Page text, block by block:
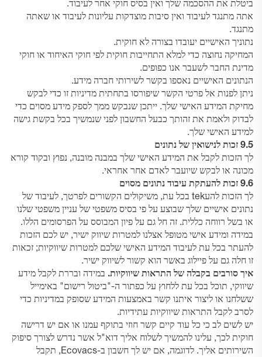
ביטלת את ההסכמה שלך ואין בסיס חוקי אחר לעיבוד.
אתה מתנגד לעיבוד ואין סיבות מוצדקות עליונות לעיבוד או שאתה
מתנגד.
נתוניך האישיים יעובדו בצורה לא חוקית.
המחיקה נחוצה כדי למלא התחייבות חוקית לפי חוקי האיחוד או חוקי
מדינת החבר לשעבר אנו כפופים.
הנתונים האישיים נאספו בקשר לשירותי חברה מידע.
ניתן לפנות אל פרטי הקשר שיפורסו בתחתית מדיניות זו כדי לבקש
מחיקת המידע האישי שלך. ייתכן שנבקש ממך לספק מידע מסוים כדי
לבדוק ולאמת את זהותך כבעל החשבון לפני שנמשיך בכל בקשת גישה
למידע האישי שלך.
9.5 זכות לנישואין של נתונים
לך הזכות לקבל את המידע האישי שלך במבנה מובנה, נפוץ ובקוד קורא
מכונה או לבקש שיועבר לאדם אחר אחראי.
9.6 זכות להעתקת עיבוד נתונים מסוים
לך הזכות להעtek בכל עת, משיקולים הקשורים לפרטך, לעיבוד של
נתונים אישיים שלך שבוצע על פי בסיס משפטי של עניין משפטי שלנו
או בשל רווחה כללית. זה חל גם על פיון המבוסס על הפרסומים הללו.
במידה ומידע אישי מטופל אצלנו למטרות שיווק ישיר, יש לכם הזכות
להעתר בכל עת לעיבוד המידע האישי שלכם למטרות שיווקיות; זכאות
זו חלה גם על פיילוג באשר הוא קשור לשיווק ישיר.
איך סורבים בקבלה של התראות שיווקיות. במידה ובררת לקבל מידע
שיווקי, תוכל בכל עת ללחוץ על כפתור ה-"ביטול רישום" באימייל
ששלחנו או ליצור איתנו קשר באמצעות המידע שסופק במדיניות כדי
לסרב לקבל התראות שיווקיות עתידיות.
יש לשים לב כי כל עוד קיים קשר חוזי בתוקף עמנו או אם יש דרישה
חוקית לכך, עלינו להמשיך לשלוח אליך דוא"ל אשר נדרש לצורך סיפוק
השירותים אליך. לדוגמה, אם יש לך חשבון ב-Ecovacs, תקבל